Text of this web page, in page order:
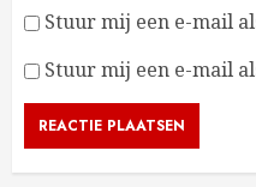
Stuur mij een e-mail
Stuur mij een e-mail